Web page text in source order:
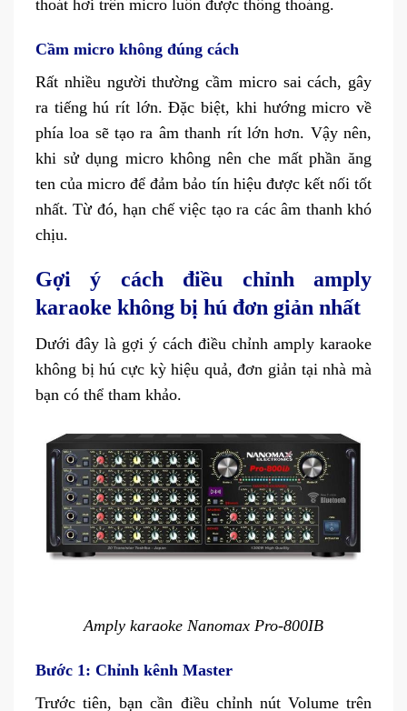
thoát hơi trên micro luôn được thông thoáng.
Cầm micro không đúng cách
Rất nhiều người thường cầm micro sai cách, gây
ra tiếng hú rít lớn. Đặc biệt, khi hướng micro về
phía loa sẽ tạo ra âm thanh rít lớn hơn. Vậy nên,
khi sử dụng micro không nên che mất phần ăng
ten của micro để đảm bảo tín hiệu được kết nối tốt
nhất. Từ đó, hạn chế việc tạo ra các âm thanh khó
chịu.
Gợi ý cách điều chỉnh amply
karaoke không bị hú đơn giản nhất
Dưới đây là gợi ý cách điều chỉnh amply karaoke
không bị hú cực kỳ hiệu quả, đơn giản tại nhà mà
bạn có thể tham khảo.
Amply karaoke Nanomax Pro-800IB
Bước 1: Chỉnh kênh Master
Trước tiên, bạn cần điều chỉnh nút Volume trên